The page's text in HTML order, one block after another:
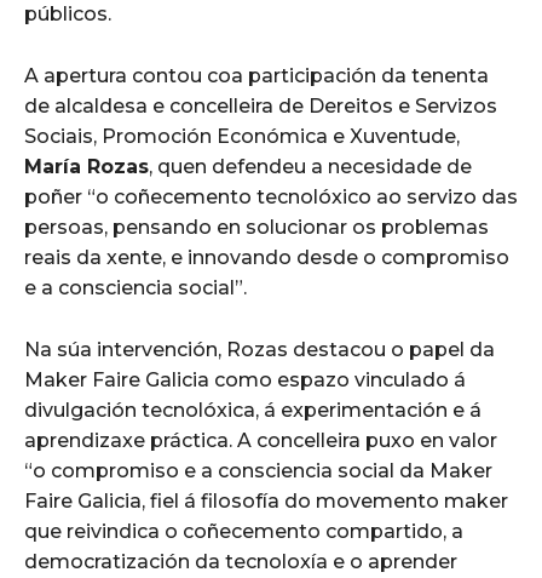
públicos.
A apertura contou coa participación da tenenta
de alcaldesa e concelleira de Dereitos e Servizos
Sociais, Promoción Económica e Xuventude,
María Rozas, quen defendeu a necesidade de
poñer “o coñecemento tecnolóxico ao servizo das
persoas, pensando en solucionar os problemas
reais da xente, e innovando desde o compromiso
e a consciencia social”.
Na súa intervención, Rozas destacou o papel da
Maker Faire Galicia como espazo vinculado á
divulgación tecnolóxica, á experimentación e á
aprendizaxe práctica. A concelleira puxo en valor
“o compromiso e a consciencia social da Maker
Faire Galicia, fiel á filosofía do movemento maker
que reivindica o coñecemento compartido, a
democratización da tecnoloxía e o aprender